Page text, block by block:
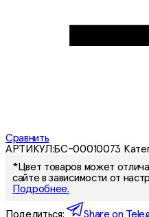
Сравнить
АРТИКУЛ:БС-00010073
*Цвет товаров может
сайте в зависимости от
Подробнее.
Поделиться: Share on